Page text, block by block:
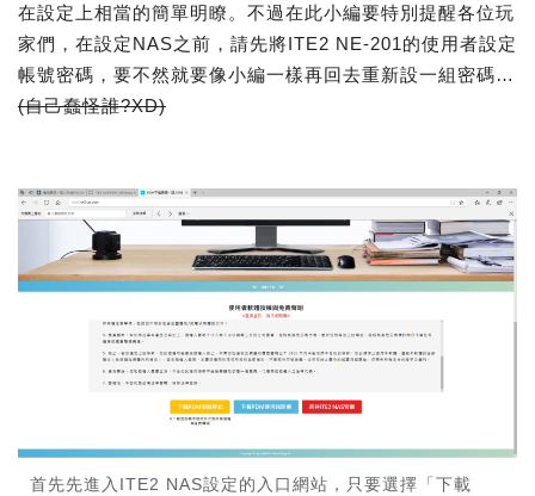
在設定上相當的簡單明瞭。不過在此小編要特別提醒各位玩
家們，在設定NAS之前，請先將ITE2 NE-201的使用者設定
帳號密碼，要不然就要像小編一樣再回去重新設一組密碼…
(自己蠢怪誰?XD)
首先先進入ITE2 NAS設定的入口網站，只要選擇「下載